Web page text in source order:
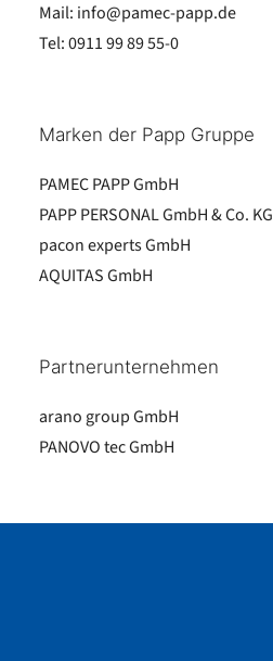
Mail: info@pamec-papp.de
Tel:0911 99 89 55-0
Marken der Papp Gruppe
PAMEC PAPP GmbH
PAPP PERSONAL GmbH & Co. KG
pacon experts GmbH
AQUITAS GmbH
Partnerunternehmen
arano group GmbH
PANOVO tec GmbH